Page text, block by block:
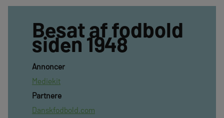
Besat af fodbold
siden 1948
Annoncer
Mediekit
Partnere
Danskfodbold.com